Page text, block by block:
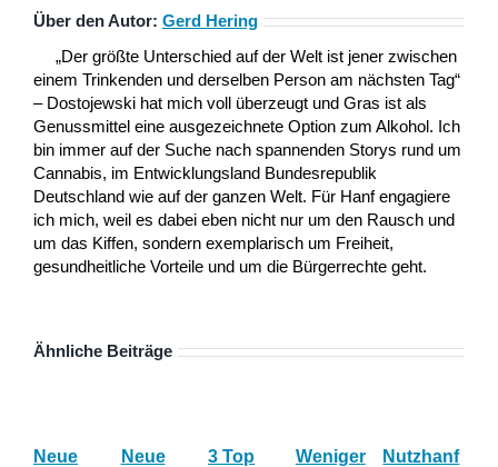
Über den Autor: Gerd Hering
„Der größte Unterschied auf der Welt ist jener zwischen
einem Trinkenden und derselben Person am nächsten Tag“
– Dostojewski hat mich voll überzeugt und Gras ist als
Genussmittel eine ausgezeichnete Option zum Alkohol. Ich
bin immer auf der Suche nach spannenden Storys rund um
Cannabis, im Entwicklungsland Bundesrepublik
Deutschland wie auf der ganzen Welt. Für Hanf engagiere
ich mich, weil es dabei eben nicht nur um den Rausch und
um das Kiffen, sondern exemplarisch um Freiheit,
gesundheitliche Vorteile und um die Bürgerrechte geht.
Ähnliche Beiträge
Neue Neue 3 Top Weniger Nutzhanf